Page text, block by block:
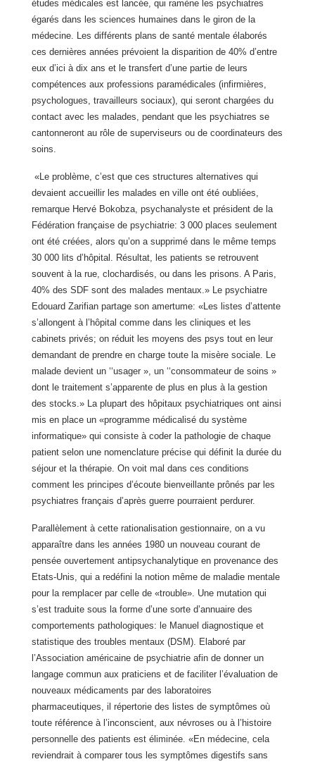
études médicales est lancée, qui ramène les psychiatres
égarés dans les sciences humaines dans le giron de la
médecine. Les différents plans de santé mentale élaborés
ces dernières années prévoient la disparition de 40% d’entre
eux d’ici à dix ans et le transfert d’une partie de leurs
compétences aux professions paramédicales (infirmières,
psychologues, travailleurs sociaux), qui seront chargées du
contact avec les malades, pendant que les psychiatres se
cantonneront au rôle de superviseurs ou de coordinateurs des
soins.
«Le problème, c’est que ces structures alternatives qui
devaient accueillir les malades en ville ont été oubliées,
remarque Hervé Bokobza, psychanalyste et président de la
Fédération française de psychiatrie: 3 000 places seulement
ont été créées, alors qu’on a supprimé dans le même temps
30 000 lits d’hôpital. Résultat, les patients se retrouvent
souvent à la rue, clochardisés, ou dans les prisons. A Paris,
40% des SDF sont des malades mentaux.» Le psychiatre
Edouard Zarifian partage son amertume: «Les listes d’attente
s’allongent à l’hôpital comme dans les cliniques et les
cabinets privés; on réduit les moyens des psys tout en leur
demandant de prendre en charge toute la misère sociale. Le
malade devient un ‘‘usager », un ‘‘consommateur de soins »
dont le traitement s’apparente de plus en plus à la gestion
des stocks.» La plupart des hôpitaux psychiatriques ont ainsi
mis en place un «programme médicalisé du système
informatique» qui consiste à coder la pathologie de chaque
patient selon une nomenclature précise qui définit la durée du
séjour et la thérapie. On voit mal dans ces conditions
comment les principes d’écoute bienveillante prônés par les
psychiatres français d’après guerre pourraient perdurer.
Parallèlement à cette rationalisation gestionnaire, on a vu
apparaître dans les années 1980 un nouveau courant de
pensée ouvertement antipsychanalytique en provenance des
Etats-Unis, qui a redéfini la notion même de maladie mentale
pour la remplacer par celle de «trouble». Une mutation qui
s’est traduite sous la forme d’une sorte d’annuaire des
comportements pathologiques: le Manuel diagnostique et
statistique des troubles mentaux (DSM). Elaboré par
l’Association américaine de psychiatrie afin de donner un
langage commun aux praticiens et de faciliter l’évaluation de
nouveaux médicaments par des laboratoires
pharmaceutiques, il répertorie des listes de symptômes où
toute référence à l’inconscient, aux névroses ou à l’histoire
personnelle des patients est éliminée. «En médecine, cela
reviendrait à comparer tous les symptômes digestifs sans